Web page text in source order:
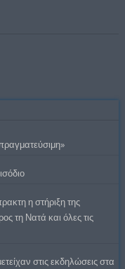
η στήριξη της
τη Νατά και όλες τις
στις εκδηλώσεις στα